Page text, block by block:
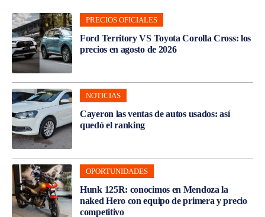
PRECIOS OFICIALES
Ford Territory VS Toyota Corolla Cross: los
precios en agosto de 2026
NOTICIAS
Cayeron las ventas de autos usados: así
quedó el ranking
OPORTUNIDADES
Hunk 125R: conocimos en Mendoza la
naked Hero con equipo de primera y precio
competitivo